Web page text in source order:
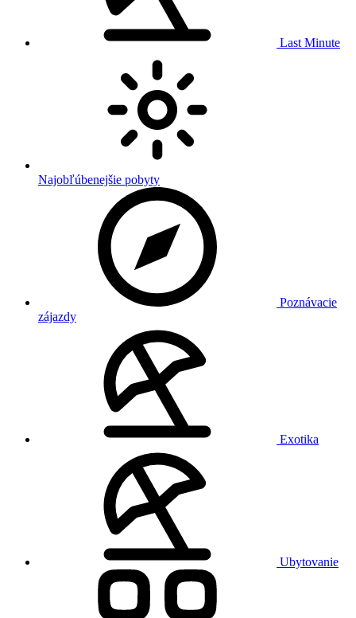
Last Minute
Najobľúbenejšie pobyty
Poznávacie
zájazdy
Exotika
Ubytovanie